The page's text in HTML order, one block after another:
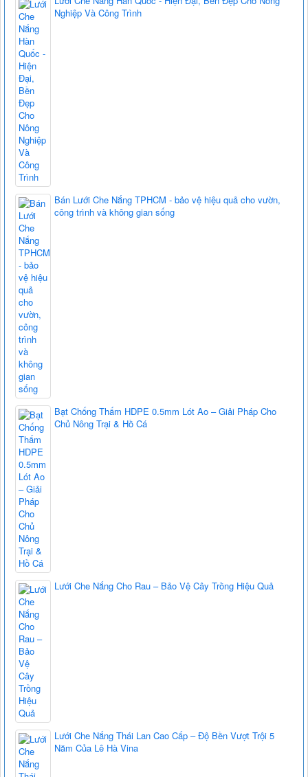
Nghiệp Và Công Trình
Bán Lưới Che Nắng TPHCM - bảo vệ hiệu quả cho vườn,
công trình và không gian sống
Bạt Chống Thấm HDPE 0.5mm Lót Ao – Giải Pháp Cho
Chủ Nông Trại & Hồ Cá
Lưới Che Nắng Cho Rau – Bảo Vệ Cây Trồng Hiệu Quả
Lưới Che Nắng Thái Lan Cao Cấp – Độ Bền Vượt Trội 5
Năm Của Lê Hà Vina